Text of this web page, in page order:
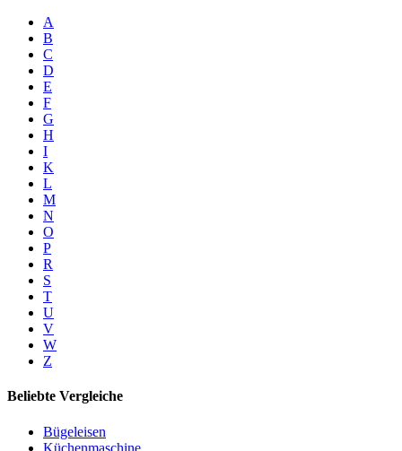
A
B
C
D
E
F
G
H
I
K
L
M
N
O
P
R
S
T
U
V
W
Z
Beliebte Vergleiche
Bügeleisen
Küchenmaschine